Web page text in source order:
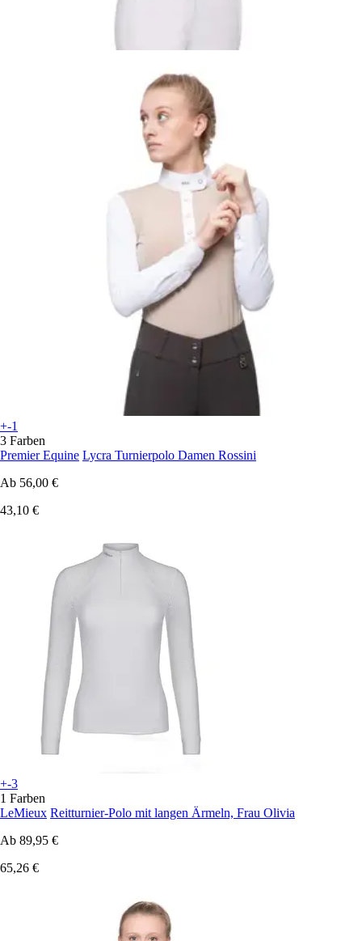
+-1
3 Farben
Premier Equine Lycra Turnierpolo Damen Rossini
Ab 56,00 €
43,10 €
+-3
1 Farben
LeMieux Reitturnier-Polo mit langen Ärmeln, Frau Olivia
Ab 89,95 €
65,26 €